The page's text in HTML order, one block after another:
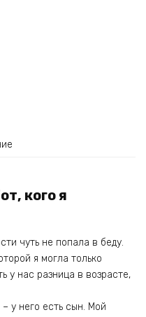
кого я
чуть не попала в беду.
я могла только
у нас разница в возрасте,
у него есть сын. Мой